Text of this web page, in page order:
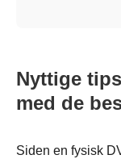
Nyttige
med de
Siden en fysisk